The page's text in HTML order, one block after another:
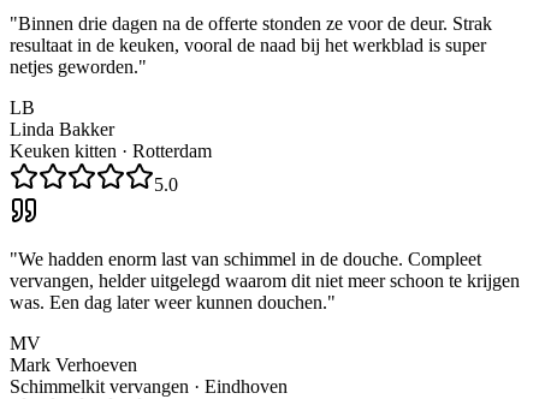
"Binnen drie dagen na de offerte stonden ze voor de deur. Strak
resultaat in de keuken, vooral de naad bij het werkblad is super
netjes geworden."
LB
Linda Bakker
Keuken kitten · Rotterdam
5.0
"We hadden enorm last van schimmel in de douche. Compleet
vervangen, helder uitgelegd waarom dit niet meer schoon te krijgen
was. Een dag later weer kunnen douchen."
MV
Mark Verhoeven
Schimmelkit vervangen · Eindhoven